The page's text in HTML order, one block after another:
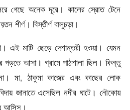
গেছে অনেক দূরে। কালের স্রোত টেনে
শীর্ণ। বিস্তীর্ণ বালুচড়া।
এই মাটি ছেড়ে দেশান্তরী হওয়া। যেমন
পড়তে আসা। গ্রামে পাঠশালা ছিল। কিন্তু
মা, ঠাকুমা কাজের এবং কাছের লোক
জানাতে এসেছিল নদীর ঘাটে। নৌকোয়
আসিস।